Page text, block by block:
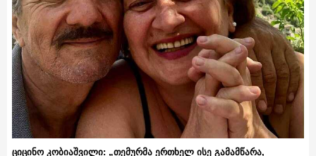
ციცინო კობიაშვილი: „თემურმა ერთხელ ისე გამამწარა,